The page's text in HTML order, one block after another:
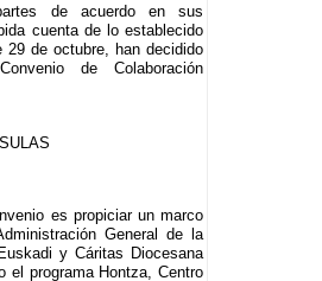
de acuerdo en sus
cuenta de lo establecido
de octubre, han decidido
de Colaboración
es propiciar un marco
General de la
y Cáritas Diocesana
el programa Hontza, Centro